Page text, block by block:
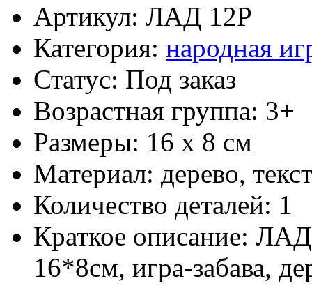
Артикул: ЛАД 12Р
Категория: народная
Статус: Под заказ
Возрастная группа: 3+
Размеры: 16 х 8 см
Материал: дерево,
Количество деталей: 1
Краткое описание:
16*8см, игра-забава,